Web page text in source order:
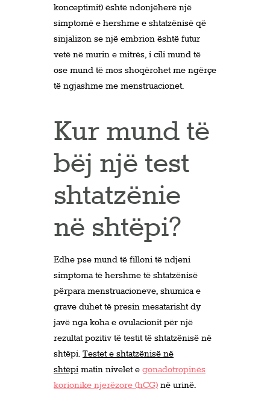
konceptimit) është ndonjëherë një
simptomë e hershme e shtatzënisë që
sinjalizon se një embrion është futur
vetë në murin e mitrës, i cili mund të
ose mund të mos shoqërohet me ngërçe
të ngjashme me menstruacionet.
Kur mund të
bëj një test
shtatzënie
në shtëpi?
Edhe pse mund të filloni të ndjeni
simptoma të hershme të shtatzënisë
përpara menstruacioneve, shumica e
grave duhet të presin mesatarisht dy
javë nga koha e ovulacionit për një
rezultat pozitiv të testit të shtatzënisë në
shtëpi. Testet e shtatzënisë në
shtëpi matin nivelet e gonadotropinës
korionike njerëzore (hCG) në urinë.